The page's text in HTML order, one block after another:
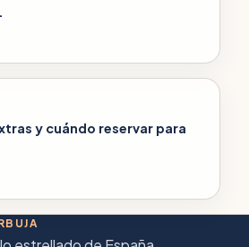
y cuándo reservar para